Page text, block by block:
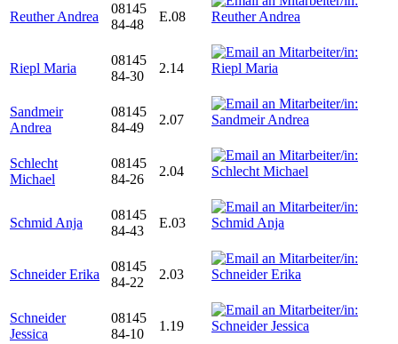
Reuther Andrea
08145
84-48
E.08
Riepl Maria
08145
84-30
2.14
Sandmeir
Andrea
08145
84-49
2.07
Schlecht
Michael
08145
84-26
2.04
Schmid Anja
08145
84-43
E.03
Schneider Erika
08145
84-22
2.03
Schneider
Jessica
08145
84-10
1.19